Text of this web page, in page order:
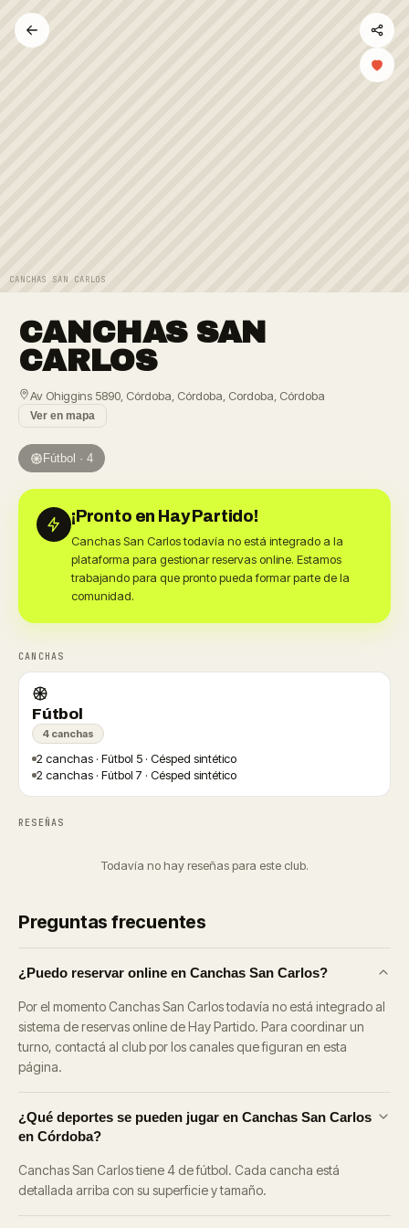
CANCHAS SAN CARLOS
CANCHAS SAN
CARLOS
Av Ohiggins 5890, Córdoba, Córdoba, Cordoba, Córdoba
Ver en mapa
Fútbol · 4
¡Pronto en Hay Partido!
Canchas San Carlos todavía no está integrado a la
plataforma para gestionar reservas online. Estamos
trabajando para que pronto pueda formar parte de la
comunidad.
CANCHAS
Fútbol
4 canchas
2 canchas · Fútbol 5 · Césped sintético
2 canchas · Fútbol 7 · Césped sintético
RESEÑAS
Todavía no hay reseñas para este club.
Preguntas frecuentes
¿Puedo reservar online en Canchas San Carlos?
Por el momento Canchas San Carlos todavía no está integrado al
sistema de reservas online de Hay Partido. Para coordinar un
turno, contactá al club por los canales que figuran en esta
página.
¿Qué deportes se pueden jugar en Canchas San Carlos
en Córdoba?
Canchas San Carlos tiene 4 de fútbol. Cada cancha está
detallada arriba con su superficie y tamaño.